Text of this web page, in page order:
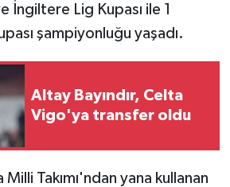
İngiltere Lig Kupası ile 1
şampiyonluğu yaşadı.
Altay Bayındır, Celta
Vigo'ya transfer oldu
Takımı'ndan yana kullanan